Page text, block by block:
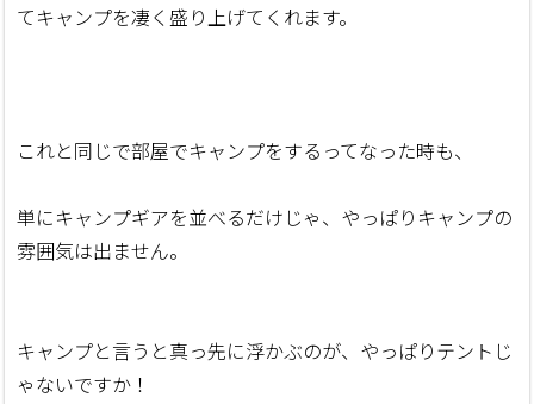
てキャンプを凄く盛り上げてくれます。
これと同じで部屋でキャンプをするってなった時も、
単にキャンプギアを並べるだけじゃ、やっぱりキャンプの
雰囲気は出ません。
キャンプと言うと真っ先に浮かぶのが、やっぱりテントじ
ゃないですか！